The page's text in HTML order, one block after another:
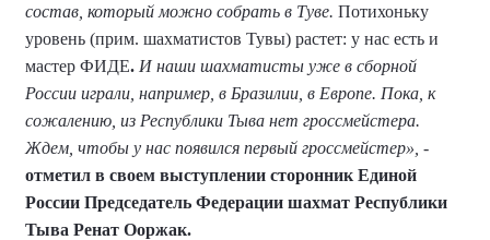
состав, который можно собрать в Туве. Потихоньку
уровень (прим. шахматистов Тувы) растет: у нас есть и
мастер ФИДЕ. И наши шахматисты уже в сборной
России играли, например, в Бразилии, в Европе. Пока, к
сожалению, из Республики Тыва нет гроссмейстера.
Ждем, чтобы у нас появился первый гроссмейстер», -
отметил в своем выступлении сторонник Единой
России Председатель Федерации шахмат Республики
Тыва Ренат Ооржак.